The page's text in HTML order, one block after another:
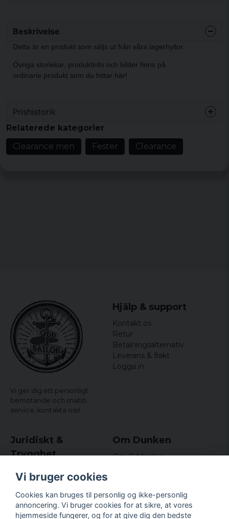
Beskrivelse
Detta är en produkt som säljs ut från våra lagerhyllor.
Övriga storlekar, produktinfo och bilder finns på
ordinarie produkt som du hittar här!
Prishistorik
Relaterede kategorier
Clearance men
Fester Clearance
Vi ger dig ett personligt
bemötande och snabb
service, kontakta oss!
Hjälp & support
Kontakt os
Retur
Betalningsalternativ
Leverans & frakt
Logga in
Juridiskt &
Trygghet
Købs- og leveringsvilkår
Integritetspolicy (GDPR)
Om cookies
Om Dunken
Om Oddsailor
Nyhedsbrev
Kundklubb.
Vi bruger cookies
Cookies kan bruges til personlig og ikke-personlig
annoncering. Vi bruger cookies for at sikre, at vores
hjemmeside fungerer, og for at give dig den bedste